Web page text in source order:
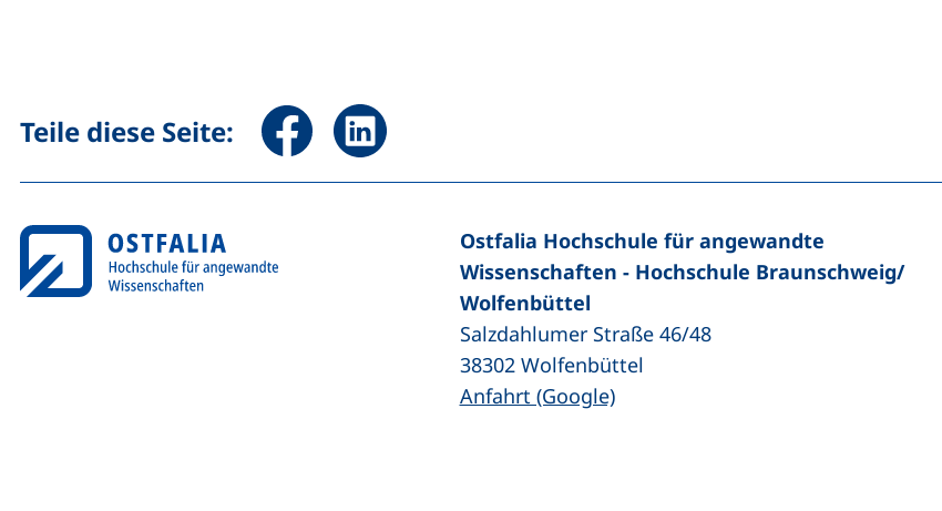
Teile diese Seite: Seite über Facebook teilen (externer Link, öffnet neues Fenster)
Seite über LinkedIn teilen (externer Link, öffnet neues Fenster)
Ostfalia Hochschule für angewandte
Wissenschaften - Hochschule Braunschweig/​
Wolfenbüttel
Salzdahlumer Straße 46/48
38302 Wolfenbüttel
Anfahrt (Google)(externer Link, öffnet neues Fenster)